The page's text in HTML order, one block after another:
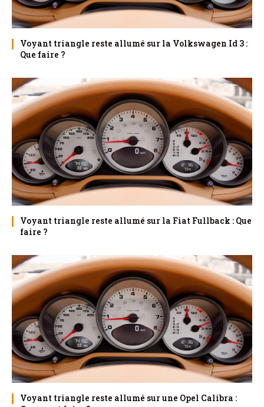
Voyant triangle reste allumé sur la Volkswagen Id 3 :
Que faire ?
Voyant triangle reste allumé sur la Fiat Fullback : Que
faire ?
Voyant triangle reste allumé sur une Opel Calibra :